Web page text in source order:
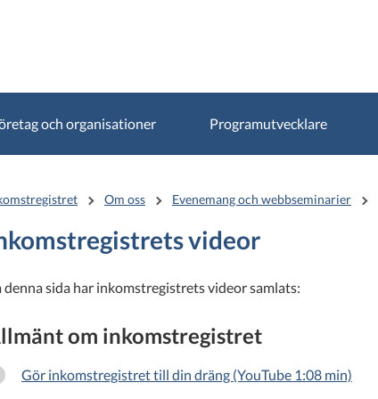
och organisationer Programutvecklare
Om oss Evenemang och webbseminarier
videor
denna sida har inkomstregistrets videor samlats:
om inkomstregistret
Gör inkomstregistret till din dräng (YouTube 1:08 min)